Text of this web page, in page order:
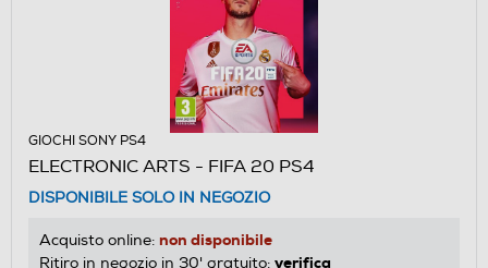
GIOCHI SONY PS4
ELECTRONIC ARTS - FIFA 20 PS4
DISPONIBILE SOLO IN NEGOZIO
Acquisto online: non disponibile
Ritiro in negozio in 30' gratuito: verifica